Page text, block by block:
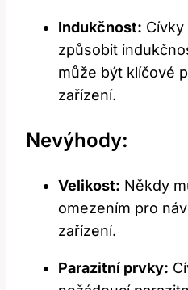
Indukčnost:
způsobit
může být klíčové
zařízení.
Nevýhody:
Velikost: Někdy
omezením pro
zařízení.
Parazitní prvky: